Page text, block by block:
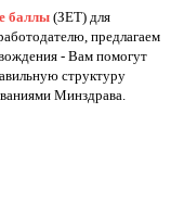
баллы(ЗЕТ) для
предлагаем
- Вам помогут
структуру
Минздрава.